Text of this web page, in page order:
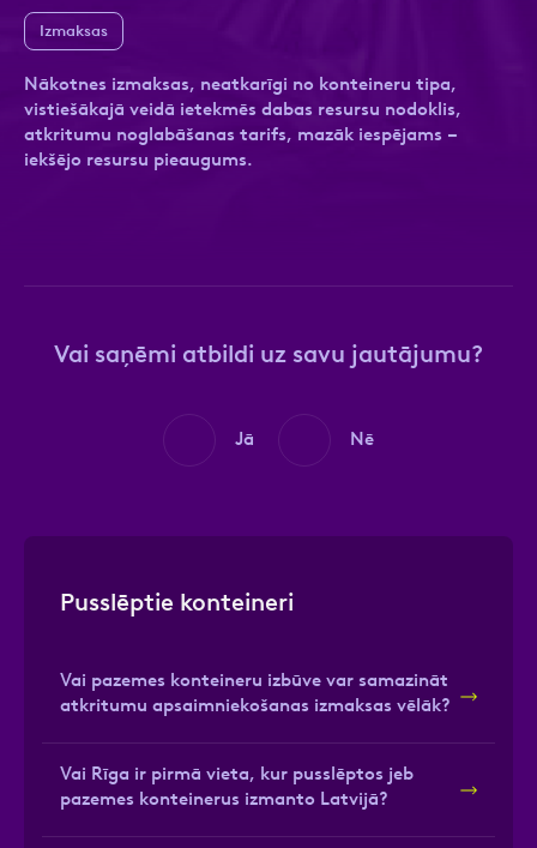
Pusslēptie konteineri
Vai pazemes konteineru izbūve var samazināt
atkritumu apsaimniekošanas izmaksas vēlāk?
Vai Rīga ir pirmā vieta, kur pusslēptos jeb
pazemes konteinerus izmanto Latvijā?
Izmaksas
Nākotnes izmaksas, neatkarīgi no konteineru tipa,
vistiešākajā veidā ietekmēs dabas resursu nodoklis,
atkritumu noglabāšanas tarifs, mazāk iespējams –
iekšējo resursu pieaugums.
Vai saņēmi atbildi uz savu jautājumu?
Jā Nē
Ziņa
politika
Ziņa
apstrādei.Vairāk